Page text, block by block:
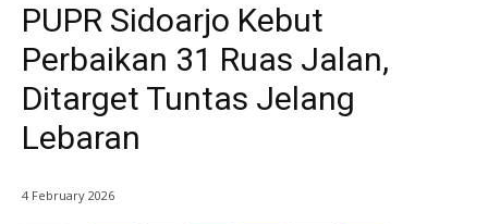
PUPR Sidoarjo Kebut
Perbaikan 31 Ruas Jalan,
Ditarget Tuntas Jelang
Lebaran
4 February 2026